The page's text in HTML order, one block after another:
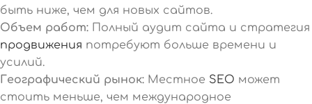
быть ниже, чем для новых сайтов.
Объем работ: Полный аудит сайта и стратегия
продвижения потребуют больше времени и
усилий.
Географический рынок: Местное SEO может
стоить меньше, чем международное